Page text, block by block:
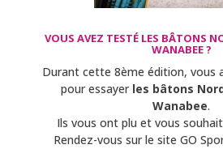
VOUS AVEZ TESTÉ LES BÂTONS
WANABEE ?
Durant cette 8ème édition, vous
pour essayer les bâtons
Wanabee.
Ils vous ont plu et vous
Rendez-vous sur le site GO